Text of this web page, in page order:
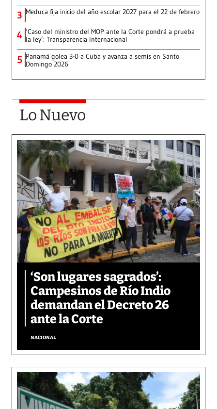
3 Meduca fija inicio del año escolar 2027 para el 22 de febrero
4 ‘Caso del ministro del MOP ante la Corte pondrá a prueba
la ley’: Transparencia Internacional
5 Panamá golea 3-0 a Cuba y avanza a semis en Santo
Domingo 2026
Lo Nuevo
‘Son lugares sagrados’:
Campesinos de Río Indio
demandan el Decreto 26
ante la Corte
NACIONAL